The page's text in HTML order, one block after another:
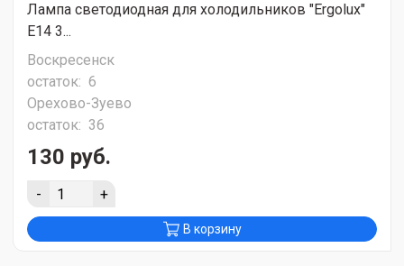
Лампа светодиодная для холодильников "Ergolux"
Е14 3...
Воскресенск
остаток: 6
Орехово-Зуево
остаток: 36
130 руб.
- +
В корзину